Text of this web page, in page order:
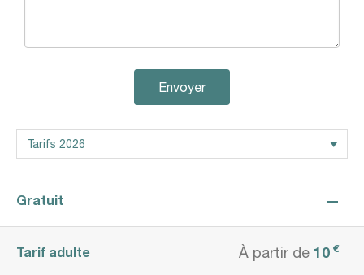
Envoyer
Gratuit —
Tarif adulte À partir de 10 €